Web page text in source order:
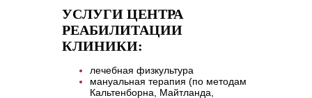
УСЛУГИ ЦЕНТРА
РЕАБИЛИТАЦИИ
КЛИНИКИ:
лечебная физкультура
мануальная терапия (по методам
Кальтенборна, Майтланда,